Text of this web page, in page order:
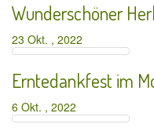
Wunderschöner
23 Okt. , 2022
Erntedankfest im
6 Okt. , 2022